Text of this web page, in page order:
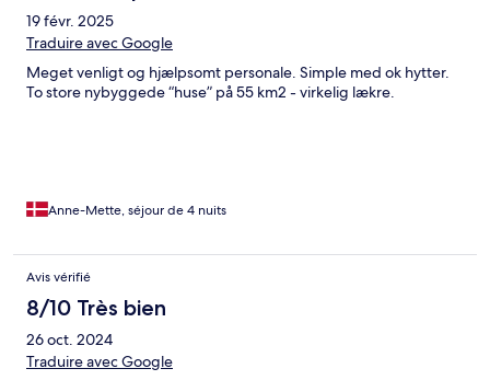
19 févr. 2025
Traduire avec Google
Meget venligt og hjælpsomt personale. Simple med ok hytter.
To store nybyggede “huse” på 55 km2 - virkelig lækre.
Anne-Mette, séjour de 4 nuits
Avis vérifié
8/10 Très bien
26 oct. 2024
Traduire avec Google